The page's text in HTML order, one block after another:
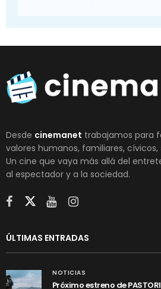
Desde cinemanet trabajamos para
valores humanos, familiares,
Un cine que vaya más allá del
al espectador y a la sociedad.
ÚLTIMAS ENTRADAS
NOTICIAS
Próximo estreno de